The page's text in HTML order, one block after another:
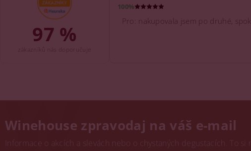
97 %
100%
Pro: nakupovala jsem po druhé,
Winehouse zpravodaj na váš e-mail
Informace o akcích a slevách nebo o chystaných degustacích. To si